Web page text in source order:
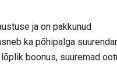
ja on pakkunud
ka põhipalga
boonus, suuremad